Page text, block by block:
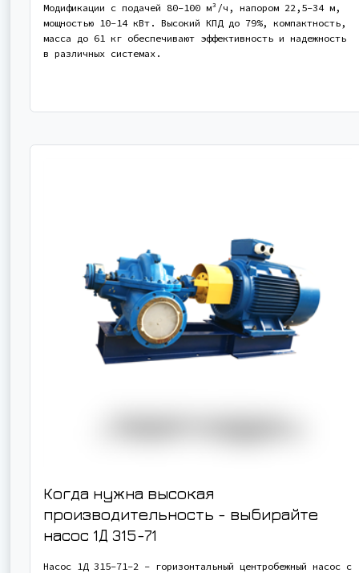
Модификации с подачей 80-100 м³/ч, напором 22,5-34 м,
мощностью 10-14 кВт. Высокий КПД до 79%, компактность,
масса до 61 кг обеспечивают эффективность и надежность
в различных системах.
Когда нужна высокая
производительность - выбирайте
насос 1Д 315-71
Насос 1Д 315-71-2 - горизонтальный центробежный насос с